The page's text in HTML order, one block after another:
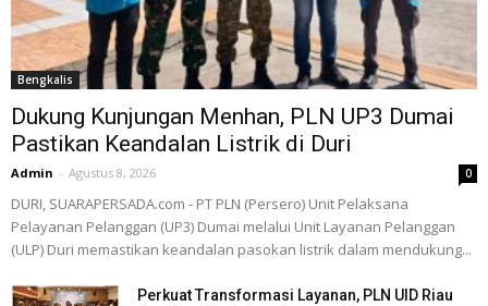
Bengkalis
Dukung Kunjungan Menhan, PLN UP3 Dumai
Pastikan Keandalan Listrik di Duri
Admin - Agustus 8, 2026 0
DURI, SUARAPERSADA.com - PT PLN (Persero) Unit Pelaksana
Pelayanan Pelanggan (UP3) Dumai melalui Unit Layanan Pelanggan
(ULP) Duri memastikan keandalan pasokan listrik dalam mendukung...
Perkuat Transformasi Layanan, PLN UID Riau